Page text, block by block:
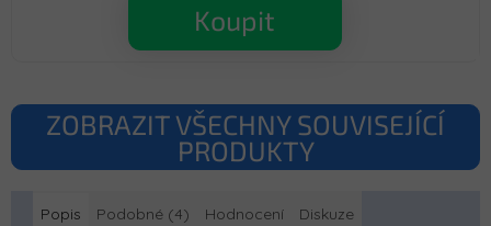
Koupit
ZOBRAZIT VŠECHNY SOUVISEJÍCÍ
PRODUKTY
Popis Podobné (4) Hodnocení Diskuze